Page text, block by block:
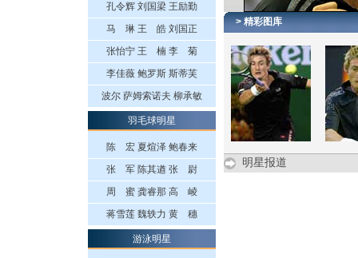
孔令辉 刘国梁 王励勤
马 琳 王 皓 刘国正
张怡宁 王 楠 李 菊
李佳薇 鲍罗斯 斯蒂芙
波尔 萨姆索诺夫 柳承敏
羽毛球明星
陈 宏 夏煊泽 鲍春来
张 军 陈其遒 张 尉
周 蜜 龚睿那 高 崚
蒋雪莲 魏轶力 黄 穗
游泳明星
> 精彩图库
明星报道